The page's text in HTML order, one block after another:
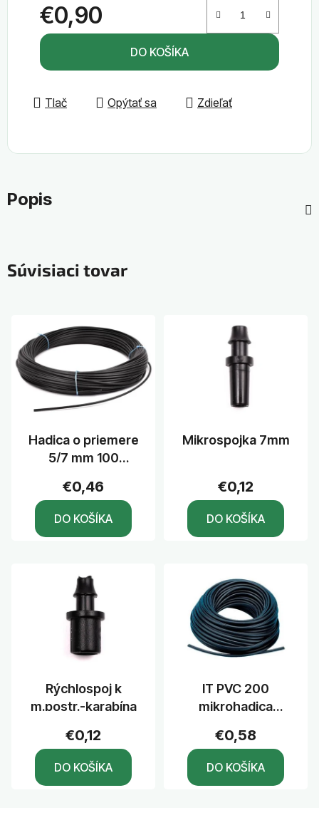
€0,90
Jednotková cena:
DO KOŠÍKA
Tlač Opýtať sa Zdieľať
Popis
Súvisiaci tovar
Hadica o priemere
5/7 mm 100
€0,46
DO KOŠÍKA
Mikrospojka 7mm
€0,12
DO KOŠÍKA
Rýchlospoj k
m.postr.-karabína
€0,12
DO KOŠÍKA
IT PVC 200
mikrohadica
/200bm-bal.
€0,58
DO KOŠÍKA